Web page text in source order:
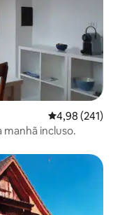
4,98 de uma
4,98 (241)
manhã incluso.